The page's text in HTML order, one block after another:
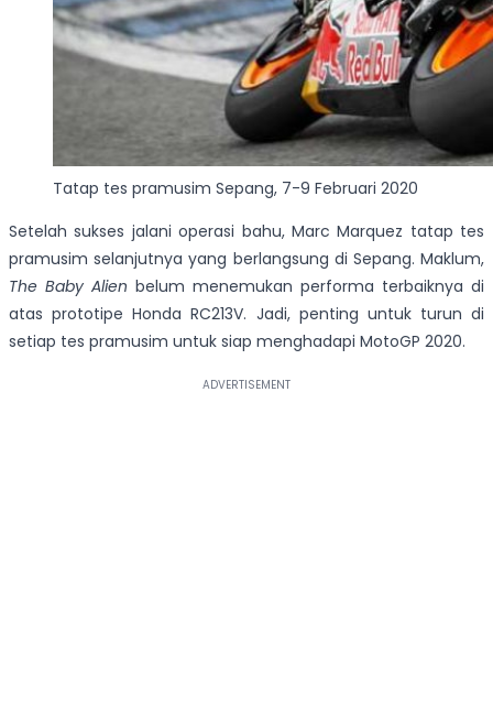
Tatap tes pramusim Sepang, 7-9 Februari 2020
Setelah sukses jalani operasi bahu, Marc Marquez tatap tes
pramusim selanjutnya yang berlangsung di Sepang. Maklum,
The Baby Alien belum menemukan performa terbaiknya di
atas prototipe Honda RC213V. Jadi, penting untuk turun di
setiap tes pramusim untuk siap menghadapi MotoGP 2020.